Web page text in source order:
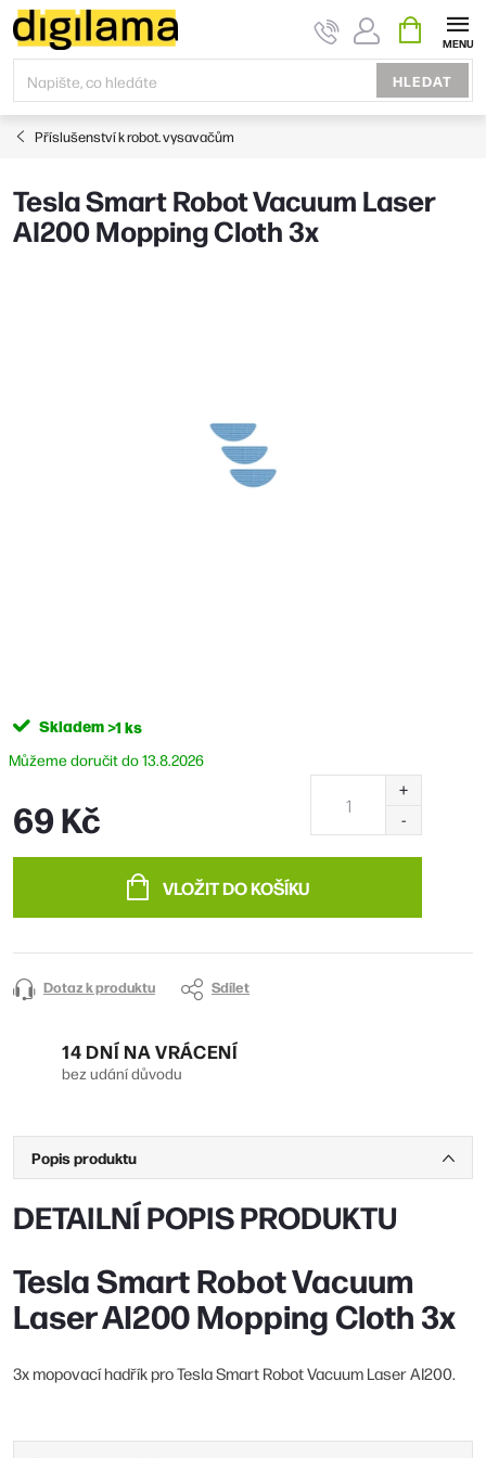
Přejít
na
obsah
HLEDAT
KOŠÍK
Příslušenství k robot. vysavačům
Tesla Smart Robot Vacuum Laser
AI200 Mopping Cloth 3x
Skladem>1 ks
13.8.2026
69 Kč
VLOŽIT DO KOŠÍKU
Dotaz k produktu Sdílet
14 DNÍ NA VRÁCENÍ
bez udání důvodu
Popis produktu
DETAILNÍ POPIS PRODUKTU
Tesla Smart Robot Vacuum
Laser AI200 Mopping Cloth 3x
3x mopovací hadřík pro Tesla Smart Robot Vacuum Laser AI200.